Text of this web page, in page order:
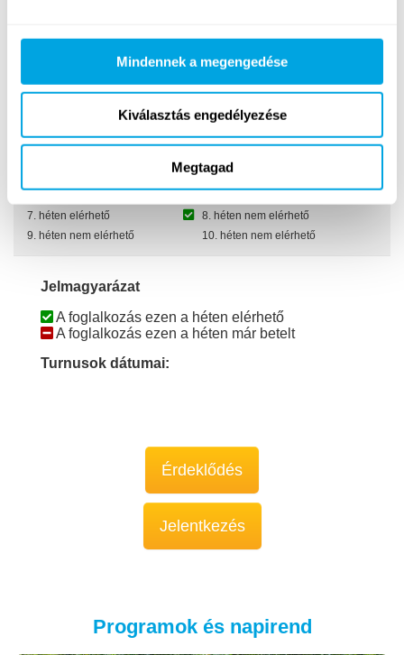
Mindennek a megengedése
Kiválasztás engedélyezése
Megtagad
5. héten nem elérhető
6. héten nem elérhető
8. héten nem elérhető
FUNtasztikus tudomány
4. héten elérhető
7. héten elérhető
8. héten nem elérhető
9. héten nem elérhető
10. héten nem elérhető
Jelmagyarázat
A foglalkozás ezen a héten elérhető
A foglalkozás ezen a héten már betelt
Turnusok dátumai:
Érdeklődés
Jelentkezés
Programok és napirend